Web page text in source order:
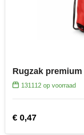
Rugzak premium
131112op voorraad
€ 0,47